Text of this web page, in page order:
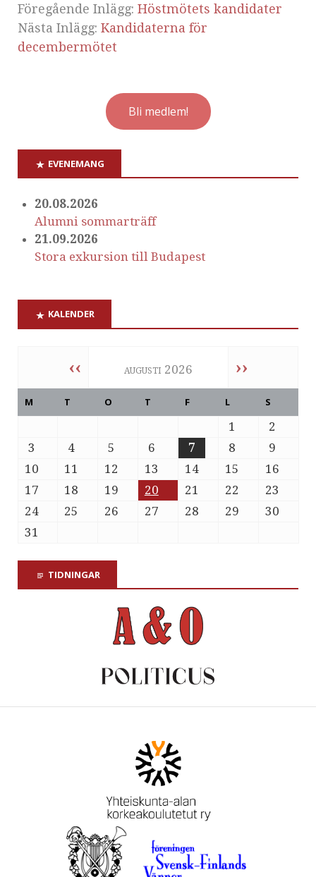
Föregående Inlägg: Höstmötets kandidater
Nästa Inlägg: Kandidaterna för
decembermötet
Bli medlem!
EVENEMANG
20.08.2026
Alumni sommarträff
21.09.2026
Stora exkursion till Budapest
KALENDER
‹‹ augusti 2026 ››
M T O T F L S
1
2
3
4 5 6 7 8
9
10
11 12 13 14 15
16
17
18 19 20 21 22
23
24
25 26 27 28 29
30
31
TIDNINGAR